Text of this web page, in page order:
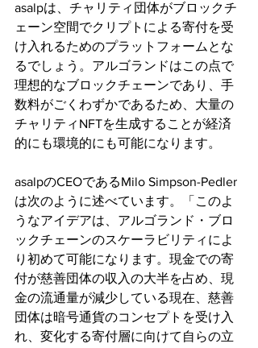
asalpは、チャリティ団体がブロックチ
ェーン空間でクリプトによる寄付を受
け入れるためのプラットフォームとな
るでしょう。アルゴランドはこの点で
理想的なブロックチェーンであり、手
数料がごくわずかであるため、大量の
チャリティNFTを生成することが経済
的にも環境的にも可能になります。
asalpのCEOであるMilo Simpson-Pedler
は次のように述べています。「このよ
うなアイデアは、アルゴランド・ブロ
ックチェーンのスケーラビリティによ
り初めて可能になります。現金での寄
付が慈善団体の収入の大半を占め、現
金の流通量が減少している現在、慈善
団体は暗号通貨のコンセプトを受け入
れ、変化する寄付層に向けて自らの立